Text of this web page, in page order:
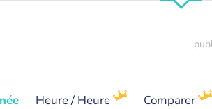
Heure / Heure Comparer